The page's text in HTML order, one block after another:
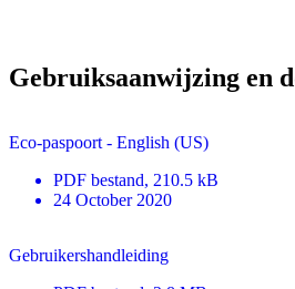
Gebruiksaanwijzing en
Eco-paspoort - English (US)
PDF bestand, 210.5 kB
24 October 2020
Gebruikershandleiding